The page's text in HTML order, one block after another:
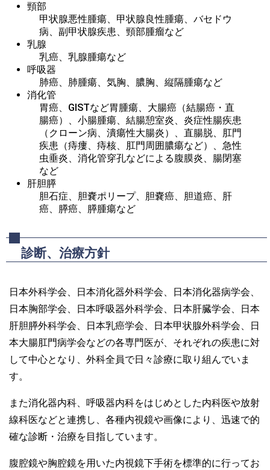
頸部
甲状腺悪性腫瘍、甲状腺良性腫瘍、バセドウ
病、副甲状腺疾患、頸部腫瘤など
乳腺
乳癌、乳腺腫瘍など
呼吸器
肺癌、肺腫瘍、気胸、膿胸、縦隔腫瘍など
消化管
胃癌、GISTなど胃腫瘍、大腸癌（結腸癌・直
腸癌）、小腸腫瘍、結腸憩室炎、炎症性腸疾患
（クローン病、潰瘍性大腸炎）、直腸脱、肛門
疾患（痔瘻、痔核、肛門周囲膿瘍など）、急性
虫垂炎、消化管穿孔などによる腹膜炎、腸閉塞
など
肝胆膵
胆石症、胆嚢ポリープ、胆嚢癌、胆道癌、肝
癌、膵癌、膵腫瘍など
診断、治療方針
日本外科学会、日本消化器外科学会、日本消化器病学会、
日本胸部学会、日本呼吸器外科学会、日本肝臓学会、日本
肝胆膵外科学会、日本乳癌学会、日本甲状腺外科学会、日
本大腸肛門病学会などの各専門医が、それぞれの疾患に対
して中心となり、外科全員で日々診療に取り組んでいま
す。
また消化器内科、呼吸器内科をはじめとした内科医や放射
線科医などと連携し、各種内視鏡や画像により、迅速で的
確な診断・治療を目指しています。
腹腔鏡や胸腔鏡を用いた内視鏡下手術を標準的に行ってお